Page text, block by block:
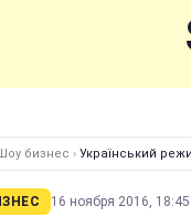
бизнес › Український
16 ноября 2016, 18:45